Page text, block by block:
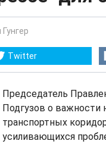
Twitter
Председатель
Подгузов о важности
транспортных
усиливающихся